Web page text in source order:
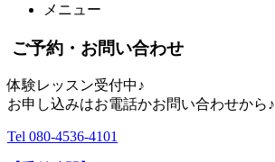
メニュー
ご予約・お問い合わせ
体験レッスン受付中♪
お申し込みはお電話かお問い合わせから♪
Tel 080-4536-4101